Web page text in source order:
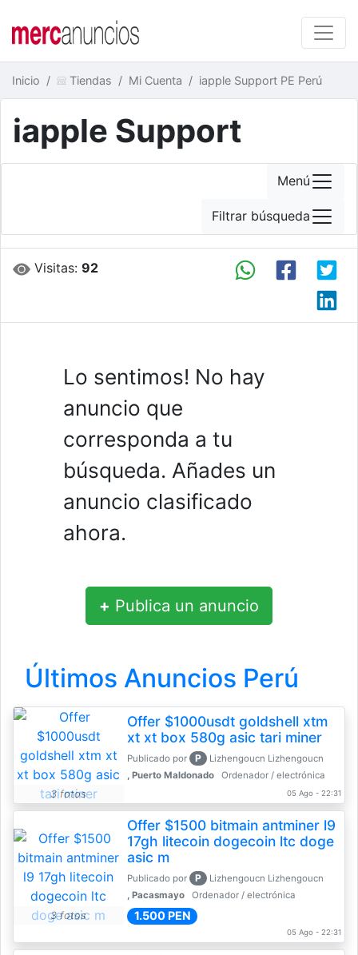
Inicio Tiendas Mi Cuenta iapple Support PE Perú
iapple Support
Visitas:92
Lo sentimos! No hay
anuncio que
corresponda a tu
búsqueda. Añades un
anuncio clasificado
ahora.
+ Publica un anuncio
Últimos Anuncios Perú
3 fotos
Offer $1000usdt goldshell xtm
xt xt box 580g asic tari miner
Publicado por P
Lizhengoucn Lizhengoucn
, Puerto Maldonado
Ordenador / electrónica
05 Ago - 22:31
3 fotos
Offer $1500 bitmain antminer l9
17gh litecoin dogecoin ltc doge
asic m
Publicado por P
Lizhengoucn Lizhengoucn
, Pacasmayo
Ordenador / electrónica
1.500 PEN
05 Ago - 22:31
Menú
Filtrar búsqueda